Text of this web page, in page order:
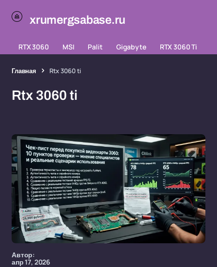
xrumergsabase.ru
RTX 3060 MSI Palit Gigabyte RTX 3060 Ti
Главная Rtx 3060 ti
Rtx 3060 ti
Автор:
апр 17, 2026